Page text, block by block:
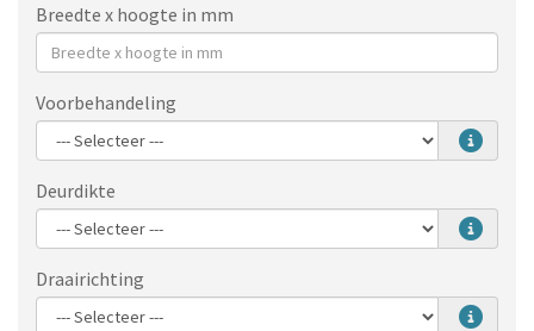
Breedte x hoogte in mm
Voorbehandeling
Deurdikte
Draairichting